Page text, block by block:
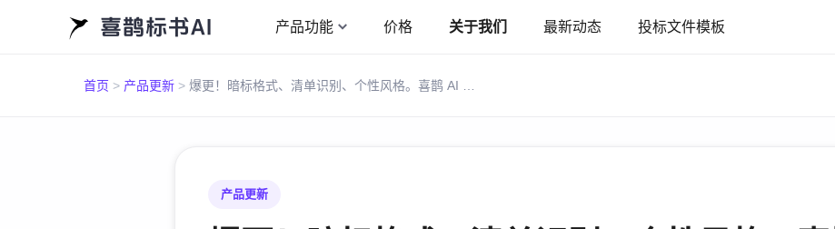
产品功能 价格 关于我们 最新动态 投标文件模板
首页 > 产品更新 >
产品更新